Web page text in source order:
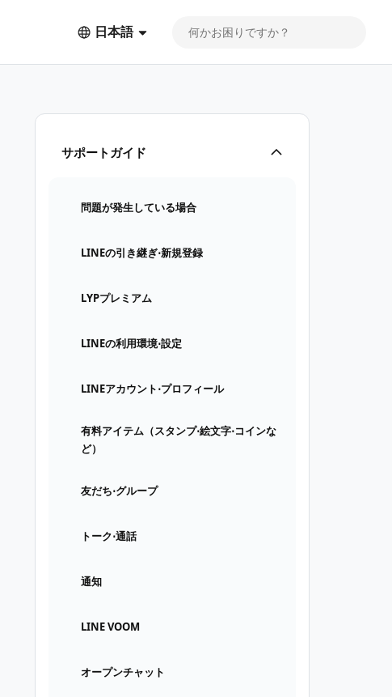
日本語
サポートガイド
問題が発生している場合
LINEの引き継ぎ⋅新規登録
LYPプレミアム
LINEの利用環境⋅設定
LINEアカウント⋅プロフィール
有料アイテム（スタンプ⋅絵文字⋅コインな
ど）
友だち⋅グループ
トーク⋅通話
通知
LINE VOOM
オープンチャット